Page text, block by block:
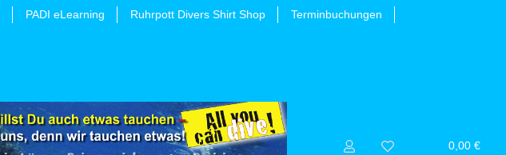
PADI eLearning Ruhrpott Divers Shirt Shop Terminbuchungen
0,00 €